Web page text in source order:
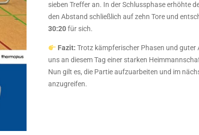
sieben Treffer an. In der Schlussphase erhöhte
den Abstand schließlich auf zehn Tore und
30:20für sich.
Fazit: Trotz kämpferischer Phasen und guter
uns an diesem Tag einer starken
Nun gilt es, die Partie aufzuarbeiten und im
anzugreifen.